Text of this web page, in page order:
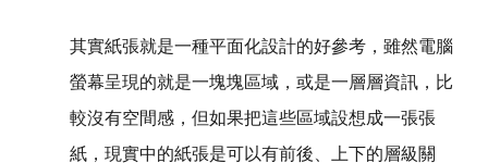
其實紙張就是一種平面化設計的好參考，雖然電腦
螢幕呈現的就是一塊塊區域，或是一層層資訊，比
較沒有空間感，但如果把這些區域設想成一張張
紙，現實中的紙張是可以有前後、上下的層級關